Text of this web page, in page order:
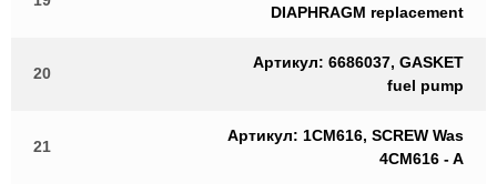
DIAPHRAGM replacement
20
Артикул: 6686037, GASKET
fuel pump
21
Артикул: 1CM616, SCREW Was
4CM616 - A